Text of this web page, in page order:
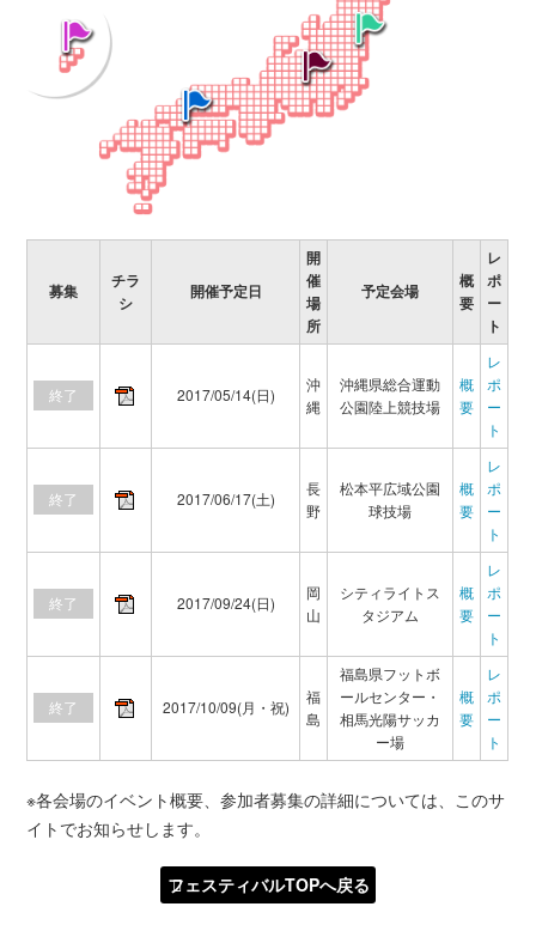
募集
チラ
シ
開催予定日
開
催
場
所
予定会場
概
要
レ
ポ
ー
ト
終了 2017/05/14(日)
沖
縄
沖縄県総合運動
公園陸上競技場
概
要
レ
ポ
ー
ト
終了 2017/06/17(土)
長
野
松本平広域公園
球技場
概
要
レ
ポ
ー
ト
終了 2017/09/24(日)
岡
山
シティライトス
タジアム
概
要
レ
ポ
ー
ト
終了 2017/10/09(月・祝)
福
島
福島県フットボ
ールセンター・
相馬光陽サッカ
ー場
概
要
レ
ポ
ー
ト
※各会場のイベント概要、参加者募集の詳細については、このサ
イトでお知らせします。
フェスティバルTOPへ戻る